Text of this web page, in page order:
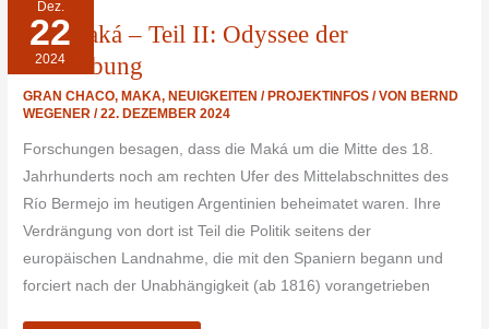
Dez.
22
2024
Die Maká – Teil II: Odyssee der
Vertreibung
GRAN CHACO,MAKA,NEUIGKEITEN / PROJEKTINFOS / VONBERND
WEGENER/22. DEZEMBER 2024
Forschungen besagen, dass die Maká um die Mitte des 18.
Jahrhunderts noch am rechten Ufer des Mittelabschnittes des
Río Bermejo im heutigen Argentinien beheimatet waren. Ihre
Verdrängung von dort ist Teil die Politik seitens der
europäischen Landnahme, die mit den Spaniern begann und
forciert nach der Unabhängigkeit (ab 1816) vorangetrieben
MAKÁ
–
TEIL
II:
ODYSSEE
DER